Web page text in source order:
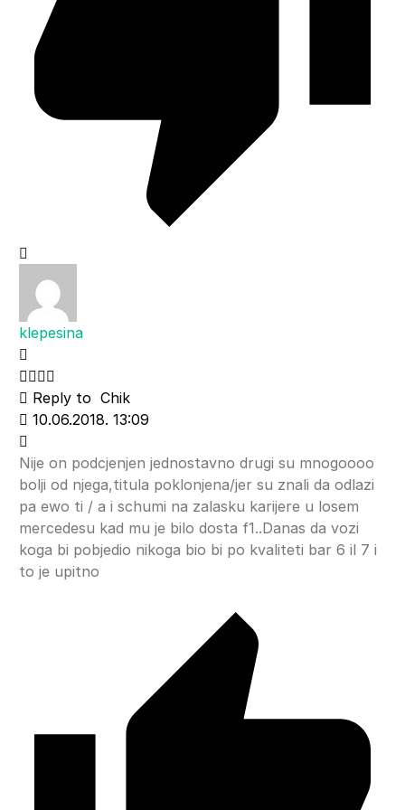
klepesina
Reply to Chik
10.06.2018. 13:09
Nije on podcjenjen jednostavno drugi su mnogoooo
bolji od njega,titula poklonjena/jer su znali da odlazi
pa ewo ti / a i schumi na zalasku karijere u losem
mercedesu kad mu je bilo dosta f1..Danas da vozi
koga bi pobjedio nikoga bio bi po kvaliteti bar 6 il 7 i
to je upitno